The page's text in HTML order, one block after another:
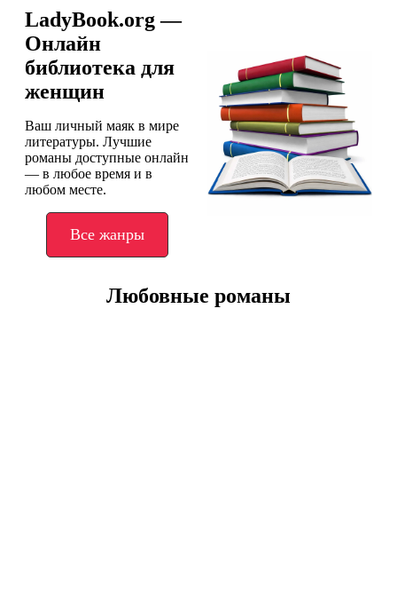
LadyBook.org —
Онлайн
библиотека для
женщин
Ваш личный маяк в мире
литературы. Лучшие
романы доступные онлайн
— в любое время и в
любом месте.
Все жанры
Любовные романы